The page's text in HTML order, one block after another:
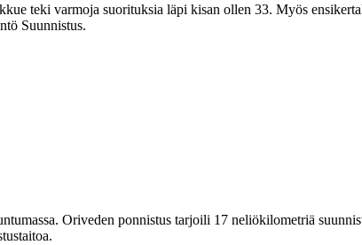
teki varmoja suorituksia läpi kisan ollen 33. Myös
Suunnistus.
Oriveden ponnistus tarjoili 17 neliökilometriä